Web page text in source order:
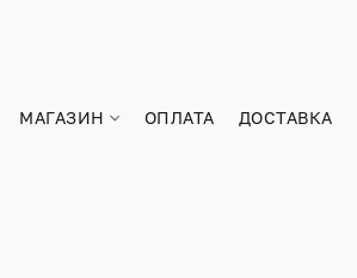
МАГАЗИН ОПЛАТА ДОСТАВКА